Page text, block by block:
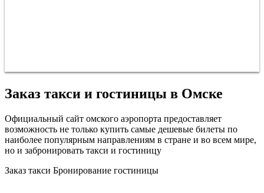
Заказ такси и гостиницы в Омске
Официальный сайт омского аэропорта предоставляет
возможность не только купить самые дешевые билеты по
наиболее популярным направлениям в стране и во всем мире,
но и забронировать такси и гостиницу
Заказ такси Бронирование гостиницы